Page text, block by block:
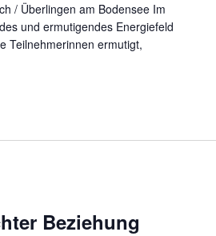
/ Überlingen am Bodensee Im
und ermutigendes Energiefeld
Teilnehmerinnen ermutigt,
Beziehung